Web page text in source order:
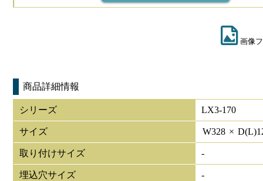
画像
商品詳細情報
シリーズ LX3-170
サイズ W328 × D(L)
取り付けサイズ -
埋込穴サイズ -